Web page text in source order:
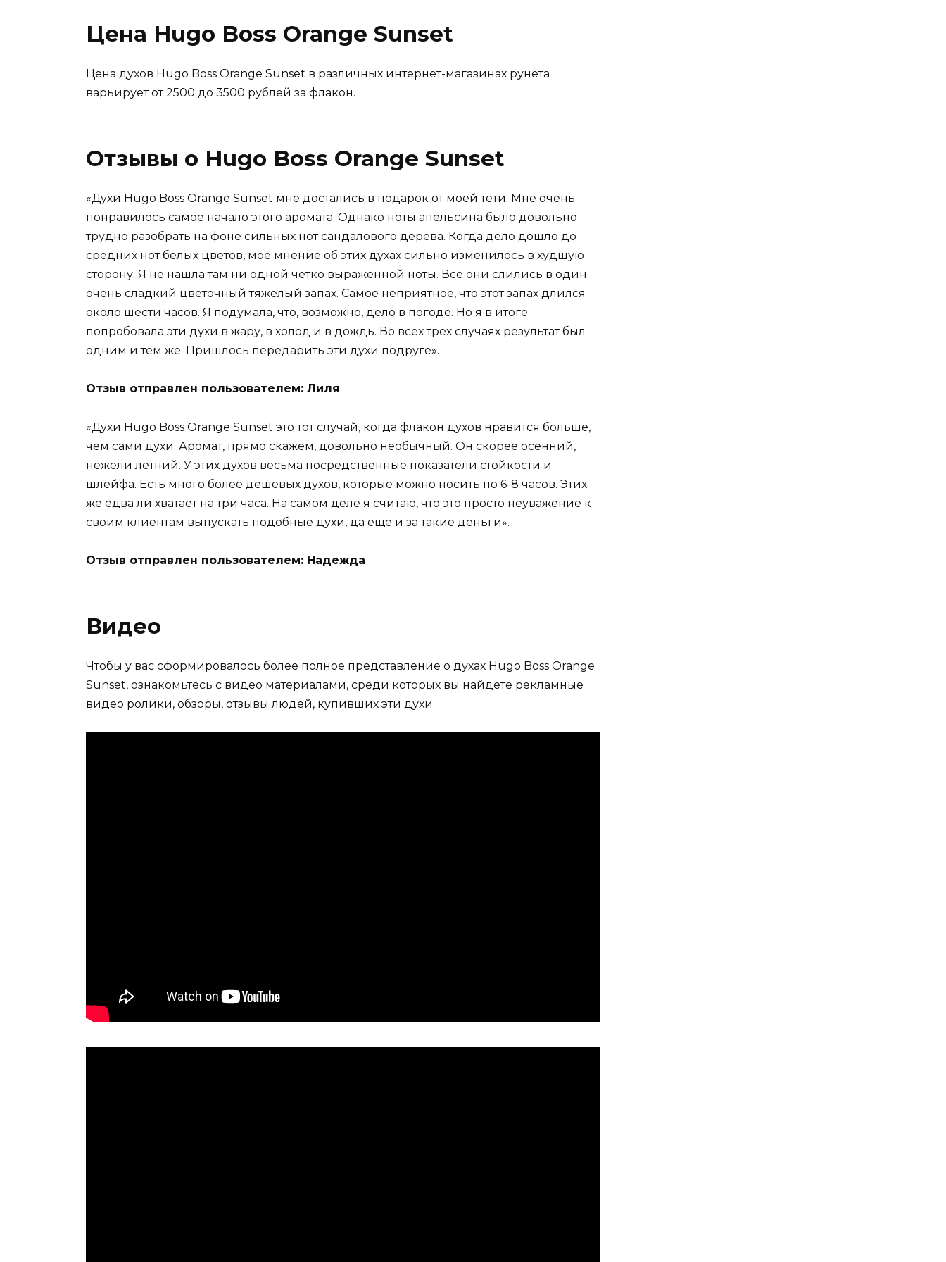
Цена Hugo Boss Orange Sunset
Цена духов Hugo Boss Orange Sunset в различных интернет-магазинах рунета
варьирует от 2500 до 3500 рублей за флакон.
Отзывы о Hugo Boss Orange Sunset
«Духи Hugo Boss Orange Sunset мне достались в подарок от моей тети. Мне очень
понравилось самое начало этого аромата. Однако ноты апельсина было довольно
трудно разобрать на фоне сильных нот сандалового дерева. Когда дело дошло до
средних нот белых цветов, мое мнение об этих духах сильно изменилось в худшую
сторону. Я не нашла там ни одной четко выраженной ноты. Все они слились в один
очень сладкий цветочный тяжелый запах. Самое неприятное, что этот запах длился
около шести часов. Я подумала, что, возможно, дело в погоде. Но я в итоге
попробовала эти духи в жару, в холод и в дождь. Во всех трех случаях результат был
одним и тем же. Пришлось передарить эти духи подруге».
Отзыв отправлен пользователем: Лиля
«Духи Hugo Boss Orange Sunset это тот случай, когда флакон духов нравится больше,
чем сами духи. Аромат, прямо скажем, довольно необычный. Он скорее осенний,
нежели летний. У этих духов весьма посредственные показатели стойкости и
шлейфа. Есть много более дешевых духов, которые можно носить по 6-8 часов. Этих
же едва ли хватает на три часа. На самом деле я считаю, что это просто неуважение к
своим клиентам выпускать подобные духи, да еще и за такие деньги».
Отзыв отправлен пользователем: Надежда
Видео
Чтобы у вас сформировалось более полное представление о духах Hugo Boss Orange
Sunset, ознакомьтесь с видео материалами, среди которых вы найдете рекламные
видео ролики, обзоры, отзывы людей, купивших эти духи.